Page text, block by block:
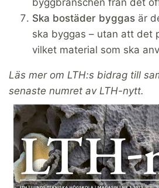
Ska bostäder byggas är
ska byggas – utan att det
vilket material som ska
Läs mer om LTH:s bidrag till
senaste numret av LTH-nytt.